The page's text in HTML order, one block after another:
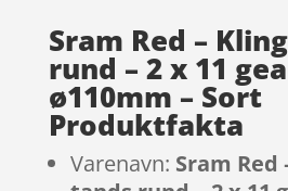
Sram Red –
rund – 2 x 11
ø110mm – Sort
Produktfakta
Varenavn: Sram Red